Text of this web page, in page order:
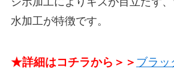
水加工が特徴です。
★詳細はコチラから＞＞ ブラッ